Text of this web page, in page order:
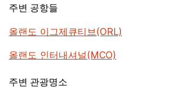
주변 공항들
올랜도 이그제큐티브(ORL)
올랜도 인터내셔널(MCO)
주변 관광명소